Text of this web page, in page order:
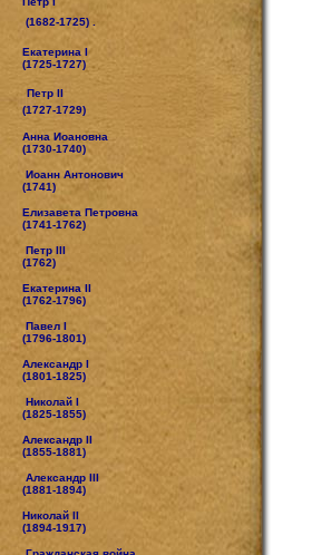
(1682-1725) .
Екатерина I
(1725-1727)
Петр II
(1727-1729)
Анна Иоановна
(1730-1740)
Иоанн Антонович
(1741)
Елизавета Петровна
(1741-1762)
Петр III
(1762)
Екатерина II
(1762-1796)
Павел I
(1796-1801)
Александр I
(1801-1825)
Николай I
(1825-1855)
Александр II
(1855-1881)
Александр III
(1881-1894)
Николай II
(1894-1917)